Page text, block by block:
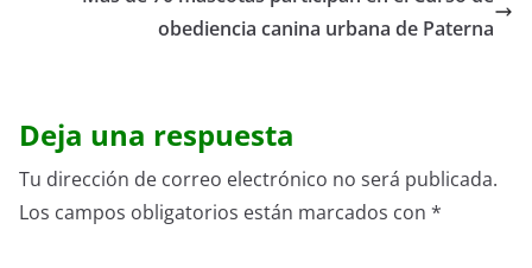
obediencia canina urbana de Paterna
Deja una respuesta
Tu dirección de correo electrónico no será publicada.
Los campos obligatorios están marcados con *